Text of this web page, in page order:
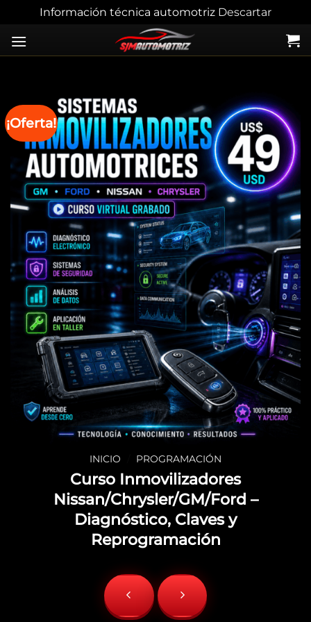
Información técnica automotriz Descartar
¡Oferta!
INICIO PROGRAMACIÓN
Curso Inmovilizadores
Nissan/Chrysler/GM/Ford –
Diagnóstico, Claves y
Reprogramación